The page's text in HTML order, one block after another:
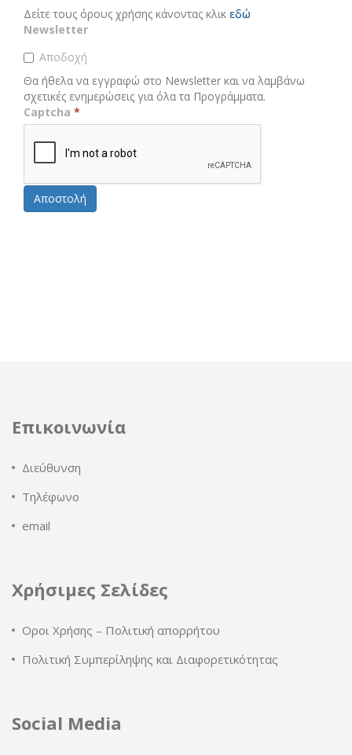
Δείτε τους όρους χρήσης κάνοντας κλικ εδώ
Newsletter
Αποδοχή
Θα ήθελα να εγγραφώ στο Νewsletter και να λαμβάνω
σχετικές ενημερώσεις για όλα τα Προγράμματα.
Captcha *
Αποστολή
Επικοινωνία
Διεύθυνση
Τηλέφωνο
email
Χρήσιμες Σελίδες
Οροι Χρήσης – Πολιτική απορρήτου
Πολιτική Συμπερίληψης και Διαφορετικότητας
Social Media